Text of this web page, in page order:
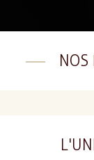
NOS